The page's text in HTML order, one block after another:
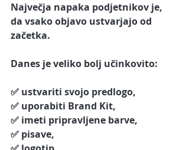
Največja napaka podjetnikov je,
da vsako objavo ustvarjajo od
začetka.
Danes je veliko bolj učinkovito:
✅ ustvariti svojo predlogo,
✅ uporabiti Brand Kit,
✅ imeti pripravljene barve,
✅ pisave,